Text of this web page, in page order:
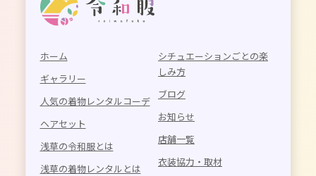
ホーム
ギャラリー
人気の着物レンタルコーデ
ヘアセット
浅草の令和服とは
浅草の着物レンタルとは
シチュエーションごとの楽
しみ方
ブログ
お知らせ
店舗一覧
衣装協力・取材